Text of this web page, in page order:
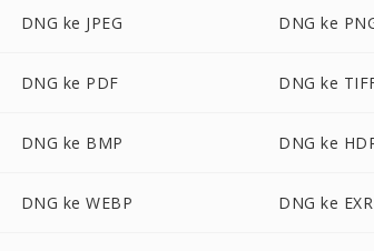
DNG ke JPEG DNG ke
DNG ke PDF DNG ke
DNG ke BMP DNG ke
DNG ke WEBP DNG ke EXR